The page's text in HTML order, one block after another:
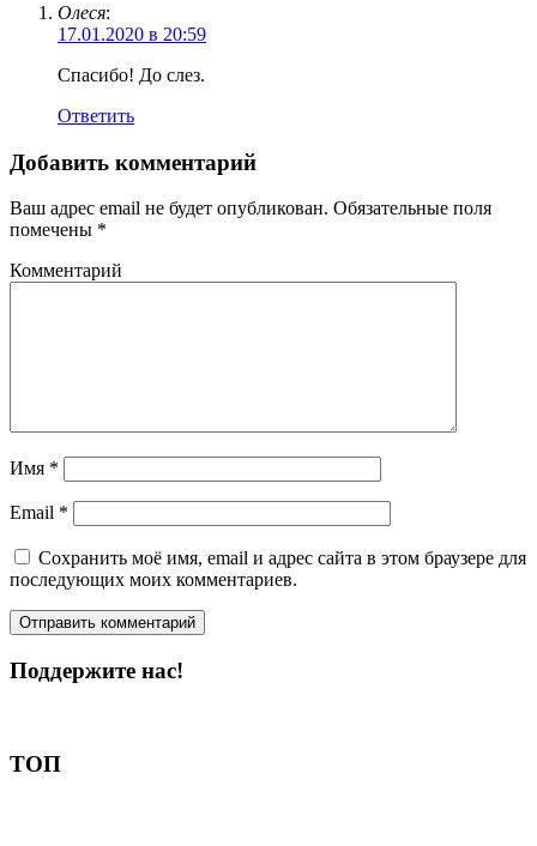
Олеся:
17.01.2020 в 20:59
Спасибо! До слез.
Ответить
Добавить комментарий
Ваш адрес email не будет опубликован. Обязательные поля
помечены *
Комментарий
Имя *
Email *
Сохранить моё имя, email и адрес сайта в этом браузере для
последующих моих комментариев.
Поддержите нас!
ТОП